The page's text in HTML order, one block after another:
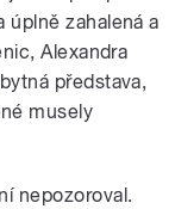
úplně zahalená a
Alexandra
představa,
musely
nepozoroval.